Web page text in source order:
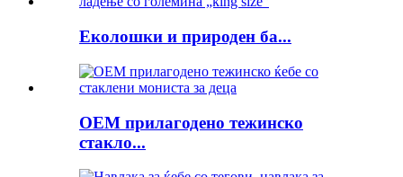
Еколошки и природен ба...
OEM прилагодено тежинско
стакло...